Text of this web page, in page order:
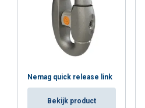
Nemag quick release link
Bekijk product